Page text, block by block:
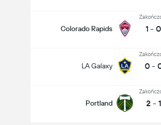
Colorado Rapids 1 - 0
LA Galaxy 0 -
Portland 2 - 1